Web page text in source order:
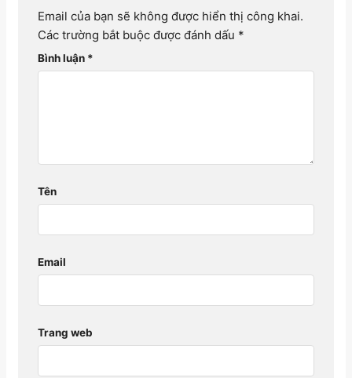
Email của bạn sẽ không được hiển thị công khai.
Các trường bắt buộc được đánh dấu *
Bình luận *
Tên
Email
Trang web